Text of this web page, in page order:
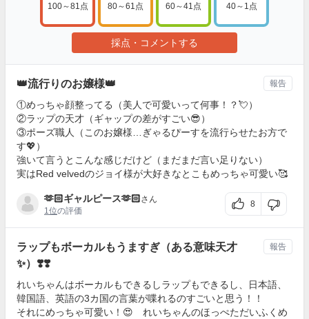
100～81点 80～61点 60～41点 40～1点
採点・コメントする
👑流行りのお嬢様👑
①めっちゃ顔整ってる（美人で可愛いって何事！？💘）
②ラップの天才（ギャップの差がすごい😎）
③ポーズ職人（このお嬢様…ぎゃるぴーすを流行らせたお方で
す💖）
強いて言うとこんな感じだけど（まだまだ言い足りない）
実はRed velvedのジョイ様が大好きなとこもめっちゃ可愛い🥰
🫶🏻ギャルピース🫶🏻さん
1位の評価
8
報告
ラップもボーカルもうますぎ（ある意味天才
✨）❣️❣️
れいちゃんはボーカルもできるしラップもできるし、日本語、
韓国語、英語の3カ国の言葉が喋れるのすごいと思う！！
それにめっちゃ可愛い！😍 れいちゃんのほっぺただいふくめ
報告